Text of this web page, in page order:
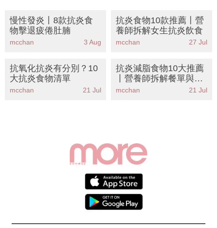
慢性發炎丨8款抗炎食
物擊退疲倦肚腩
mcchan 3 Aug
抗炎食物10款推薦丨營
養師拆解女生抗炎飲食
mcchan 27 Jul
抗氧化抗炎有分別？10
大抗炎食物清單
mcchan 21 Jul
抗炎減脂食物10大推薦
丨營養師拆解餐單與禁
忌
mcchan 21 Jul